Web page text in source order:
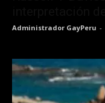
Administrador GayPeru -